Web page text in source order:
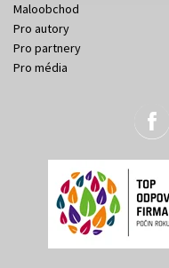
Maloobchod
Pro autory
Pro partnery
Pro média